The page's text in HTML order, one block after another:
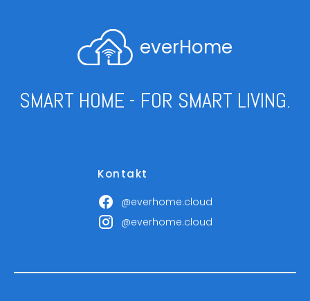
everHome
SMART HOME - FOR SMART LIVING.
Kontakt
@everhome.cloud
@everhome.cloud